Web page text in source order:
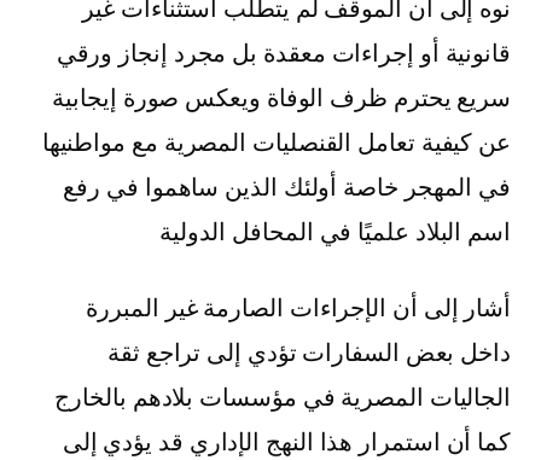
نوه إلى أن الموقف لم يتطلب استثناءات غير
قانونية أو إجراءات معقدة بل مجرد إنجاز ورقي
سريع يحترم ظرف الوفاة ويعكس صورة إيجابية
عن كيفية تعامل القنصليات المصرية مع مواطنيها
في المهجر خاصة أولئك الذين ساهموا في رفع
اسم البلاد علميًا في المحافل الدولية
أشار إلى أن الإجراءات الصارمة غير المبررة
داخل بعض السفارات تؤدي إلى تراجع ثقة
الجاليات المصرية في مؤسسات بلادهم بالخارج
كما أن استمرار هذا النهج الإداري قد يؤدي إلى